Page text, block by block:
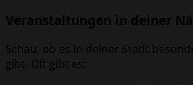
Veranstaltungen in deiner
Schau, ob es in deiner Stadt
gibt. Oft gibt es: